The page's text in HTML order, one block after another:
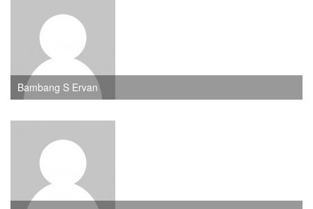
Bambang S Ervan